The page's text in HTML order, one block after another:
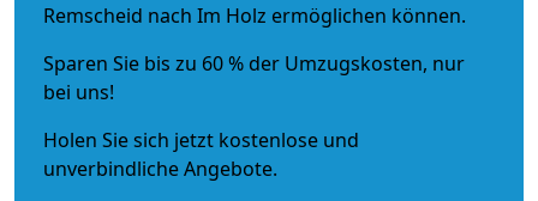
Remscheid nach Im Holz ermöglichen können.
Sparen Sie bis zu 60 % der Umzugskosten, nur
bei uns!
Holen Sie sich jetzt kostenlose und
unverbindliche Angebote.